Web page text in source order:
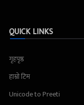
QUICK LINKS
गृहपृष्ठ
हाम्रो टिम
Unicode to Preeti